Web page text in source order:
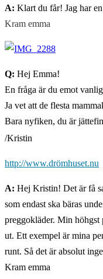
A: Klart du får! Jag har en
Kram emma
Q: Hej Emma!
En fråga är du emot
Ja vet att de flesta
Bara nyfiken, du är
/Kristin
http://www.drömhuset.nu
A: Hej Kristin! Det är få
som endast ska bäras
preggokläder. Min höhgst
ut. Ett exempel är mina
runt. Så det är absolut
Kram emma